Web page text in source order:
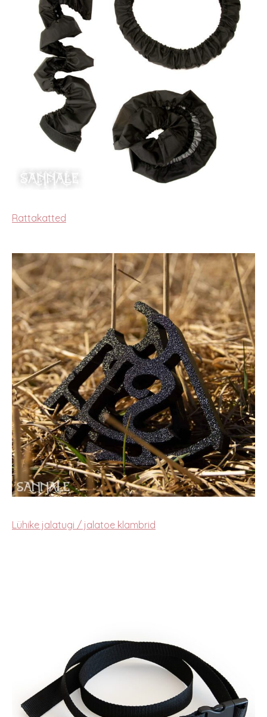
Rattakatted
Lühike jalatugi / jalatoe klambrid